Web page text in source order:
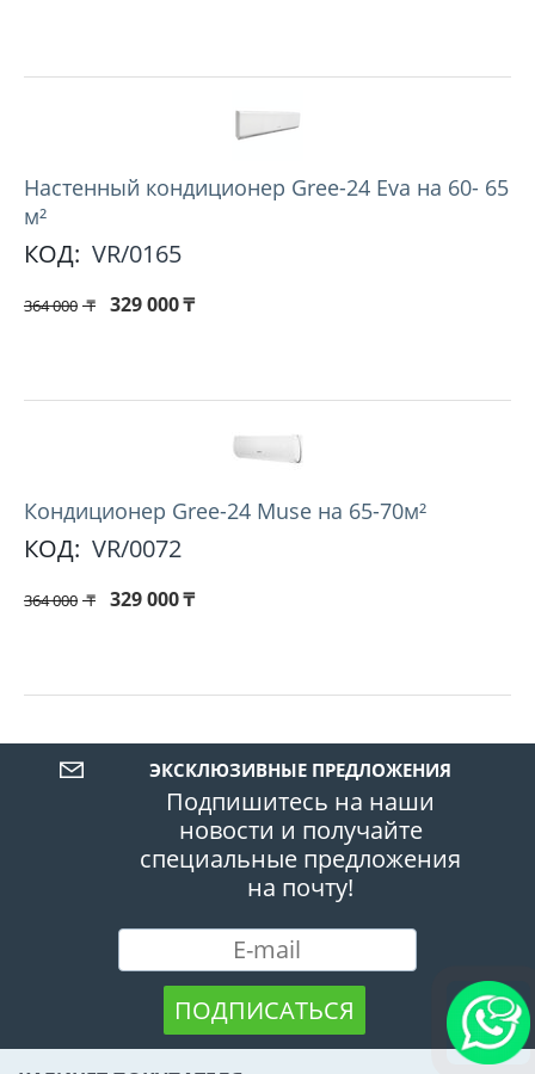
Настенный кондиционер Gree-24 Eva на 60- 65
м²
КОД: VR/0165
364 000 ₸ 329 000₸
Кондиционер Gree-24 Muse на 65-70м²
КОД: VR/0072
364 000 ₸ 329 000₸
ЭКСКЛЮЗИВНЫЕ ПРЕДЛОЖЕНИЯ
Подпишитесь на наши
новости и получайте
специальные предложения
на почту!
ПОДПИСАТЬСЯ